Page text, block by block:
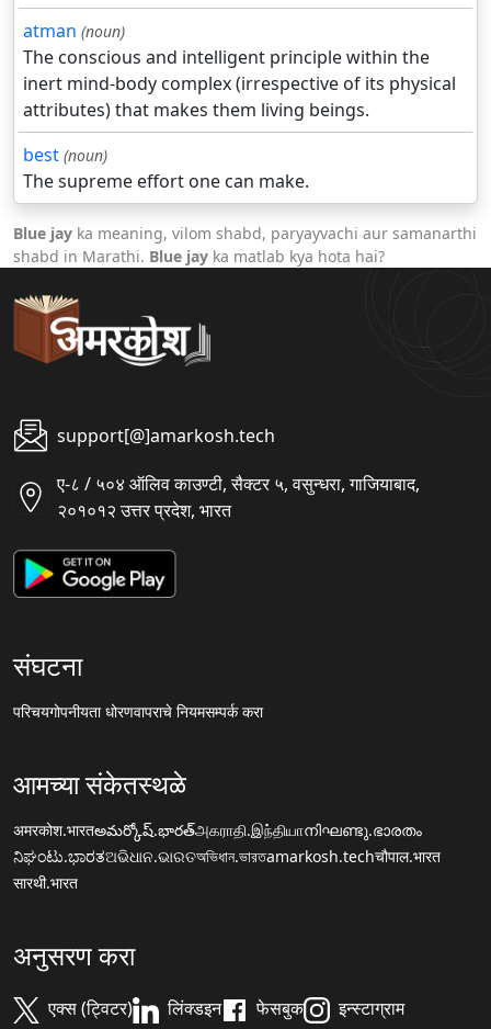
atman (noun)
The conscious and intelligent principle within the
inert mind-body complex (irrespective of its physical
attributes) that makes them living beings.
best (noun)
The supreme effort one can make.
Blue jay ka meaning, vilom shabd, paryayvachi aur samanarthi
shabd in Marathi. Blue jay ka matlab kya hota hai?
support[@]amarkosh.tech
ए-८ / ५०४ ऑलिव काउण्टी, सैक्टर ५, वसुन्धरा, गाजियाबाद,
२०१०१२ उत्तर प्रदेश, भारत
संघटना
परिचयगोपनीयता धोरणवापराचे नियमसम्पर्क करा
आमच्या संकेतस्थळे
अमरकोश.भारतఅమర్కోష్.భారత్அகராதி.இந்தியாനിഘണ്ടു.ഭാരതം
ನಿಘಂಟು.ಭಾರತଅଭିଧାନ.ଭାରତঅভিধান.ভারতamarkosh.techचौपाल.भारत
सारथी.भारत
अनुसरण करा
एक्स (ट्विटर) लिंक्डइन फेसबुक इन्स्टाग्राम